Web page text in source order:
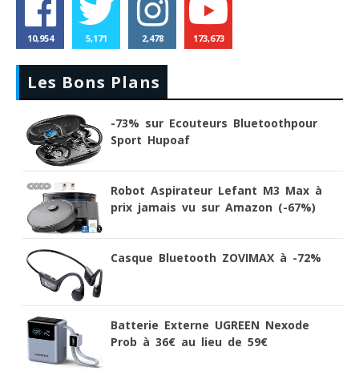
10,954 5,171 2,478 173,673
Les Bons Plans
-73% sur Ecouteurs Bluetoothpour
Sport Hupoaf
Robot Aspirateur Lefant M3 Max à
prix jamais vu sur Amazon (-67%)
Casque Bluetooth ZOVIMAX à -72%
Batterie Externe UGREEN Nexode
Prob à 36€ au lieu de 59€